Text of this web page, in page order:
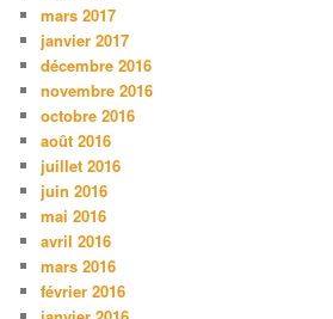
mars 2017
janvier 2017
décembre 2016
novembre 2016
octobre 2016
août 2016
juillet 2016
juin 2016
mai 2016
avril 2016
mars 2016
février 2016